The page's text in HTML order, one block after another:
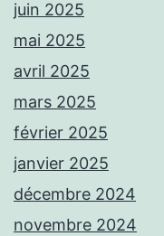
juin 2025
mai 2025
avril 2025
mars 2025
février 2025
janvier 2025
décembre 2024
novembre 2024